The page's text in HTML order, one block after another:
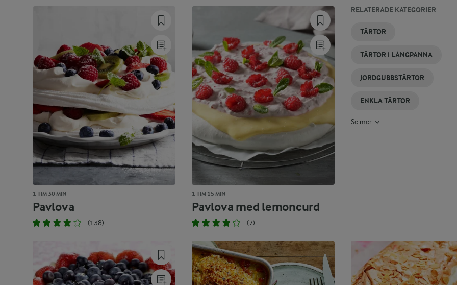
1 TIM 30 MIN
Pavlova
(138)
1 TIM 15 MIN
Pavlova med lemoncurd
(7)
RELATERADE KATEGORIER
TÅRTOR
TÅRTOR I LÅNGPANNA
JORDGUBBSTÅRTOR
ENKLA TÅRTOR
GLUTENFRIA
TÅRTOR
CHOKLADTÅRTOR
MANDELTÅRTA
MARSIPANTÅRTOR
BRÖLLOPSTÅRTOR
CITRONTÅRTA
Se mer